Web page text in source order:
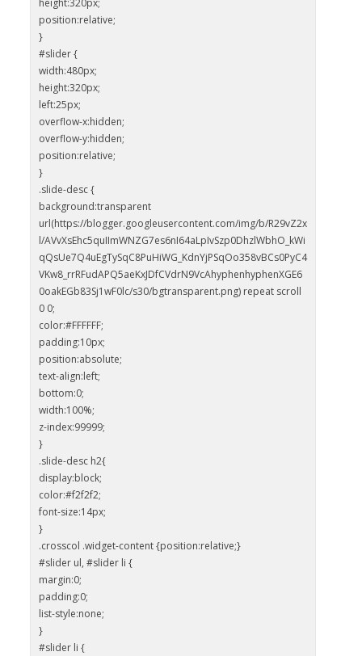
height:320px;
position:relative;
}
#slider {
width:480px;
height:320px;
left:25px;
overflow-x:hidden;
overflow-y:hidden;
position:relative;
}
.slide-desc {
background:transparent
url(https://blogger.googleusercontent.com/img/b/R29vZ2x
l/AVvXsEhc5quIImWNZG7es6nI64aLpIvSzp0DhzlWbhO_kWi
qQsUe7Q4uEgTySqC8PuHiWG_KdnYjPSqOo358vBCs0PyC4
VKw8_rrRFudAPQ5aeKxJDfCVdrN9VcAhyphenhyphenXGE6
0oakEGb83Sj1wF0lc/s30/bgtransparent.png) repeat scroll
0 0;
color:#FFFFFF;
padding:10px;
position:absolute;
text-align:left;
bottom:0;
width:100%;
z-index:99999;
}
.slide-desc h2{
display:block;
color:#f2f2f2;
font-size:14px;
}
.crosscol .widget-content {position:relative;}
#slider ul, #slider li {
margin:0;
padding:0;
list-style:none;
}
#slider li {